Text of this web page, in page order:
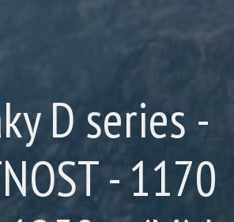
D series -
- 1170